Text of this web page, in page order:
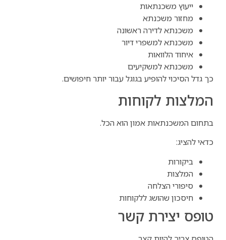
ייעוץ משכנתאות
מחזור משכנתא
משכנתא לדירה ראשונה
משכנתא למשפרי דיור
איחוד הלוואות
משכנתא למשקיעים
כך גדל הסיכוי להופיע בגוגל עבור יותר חיפושים.
המלצות לקוחות
בתחום המשכנתאות אמון הוא הכל.
כדאי להציג:
ביקורות
המלצות
סיפורי הצלחה
חיסכון שהושג ללקוחות
טופס יצירת קשר